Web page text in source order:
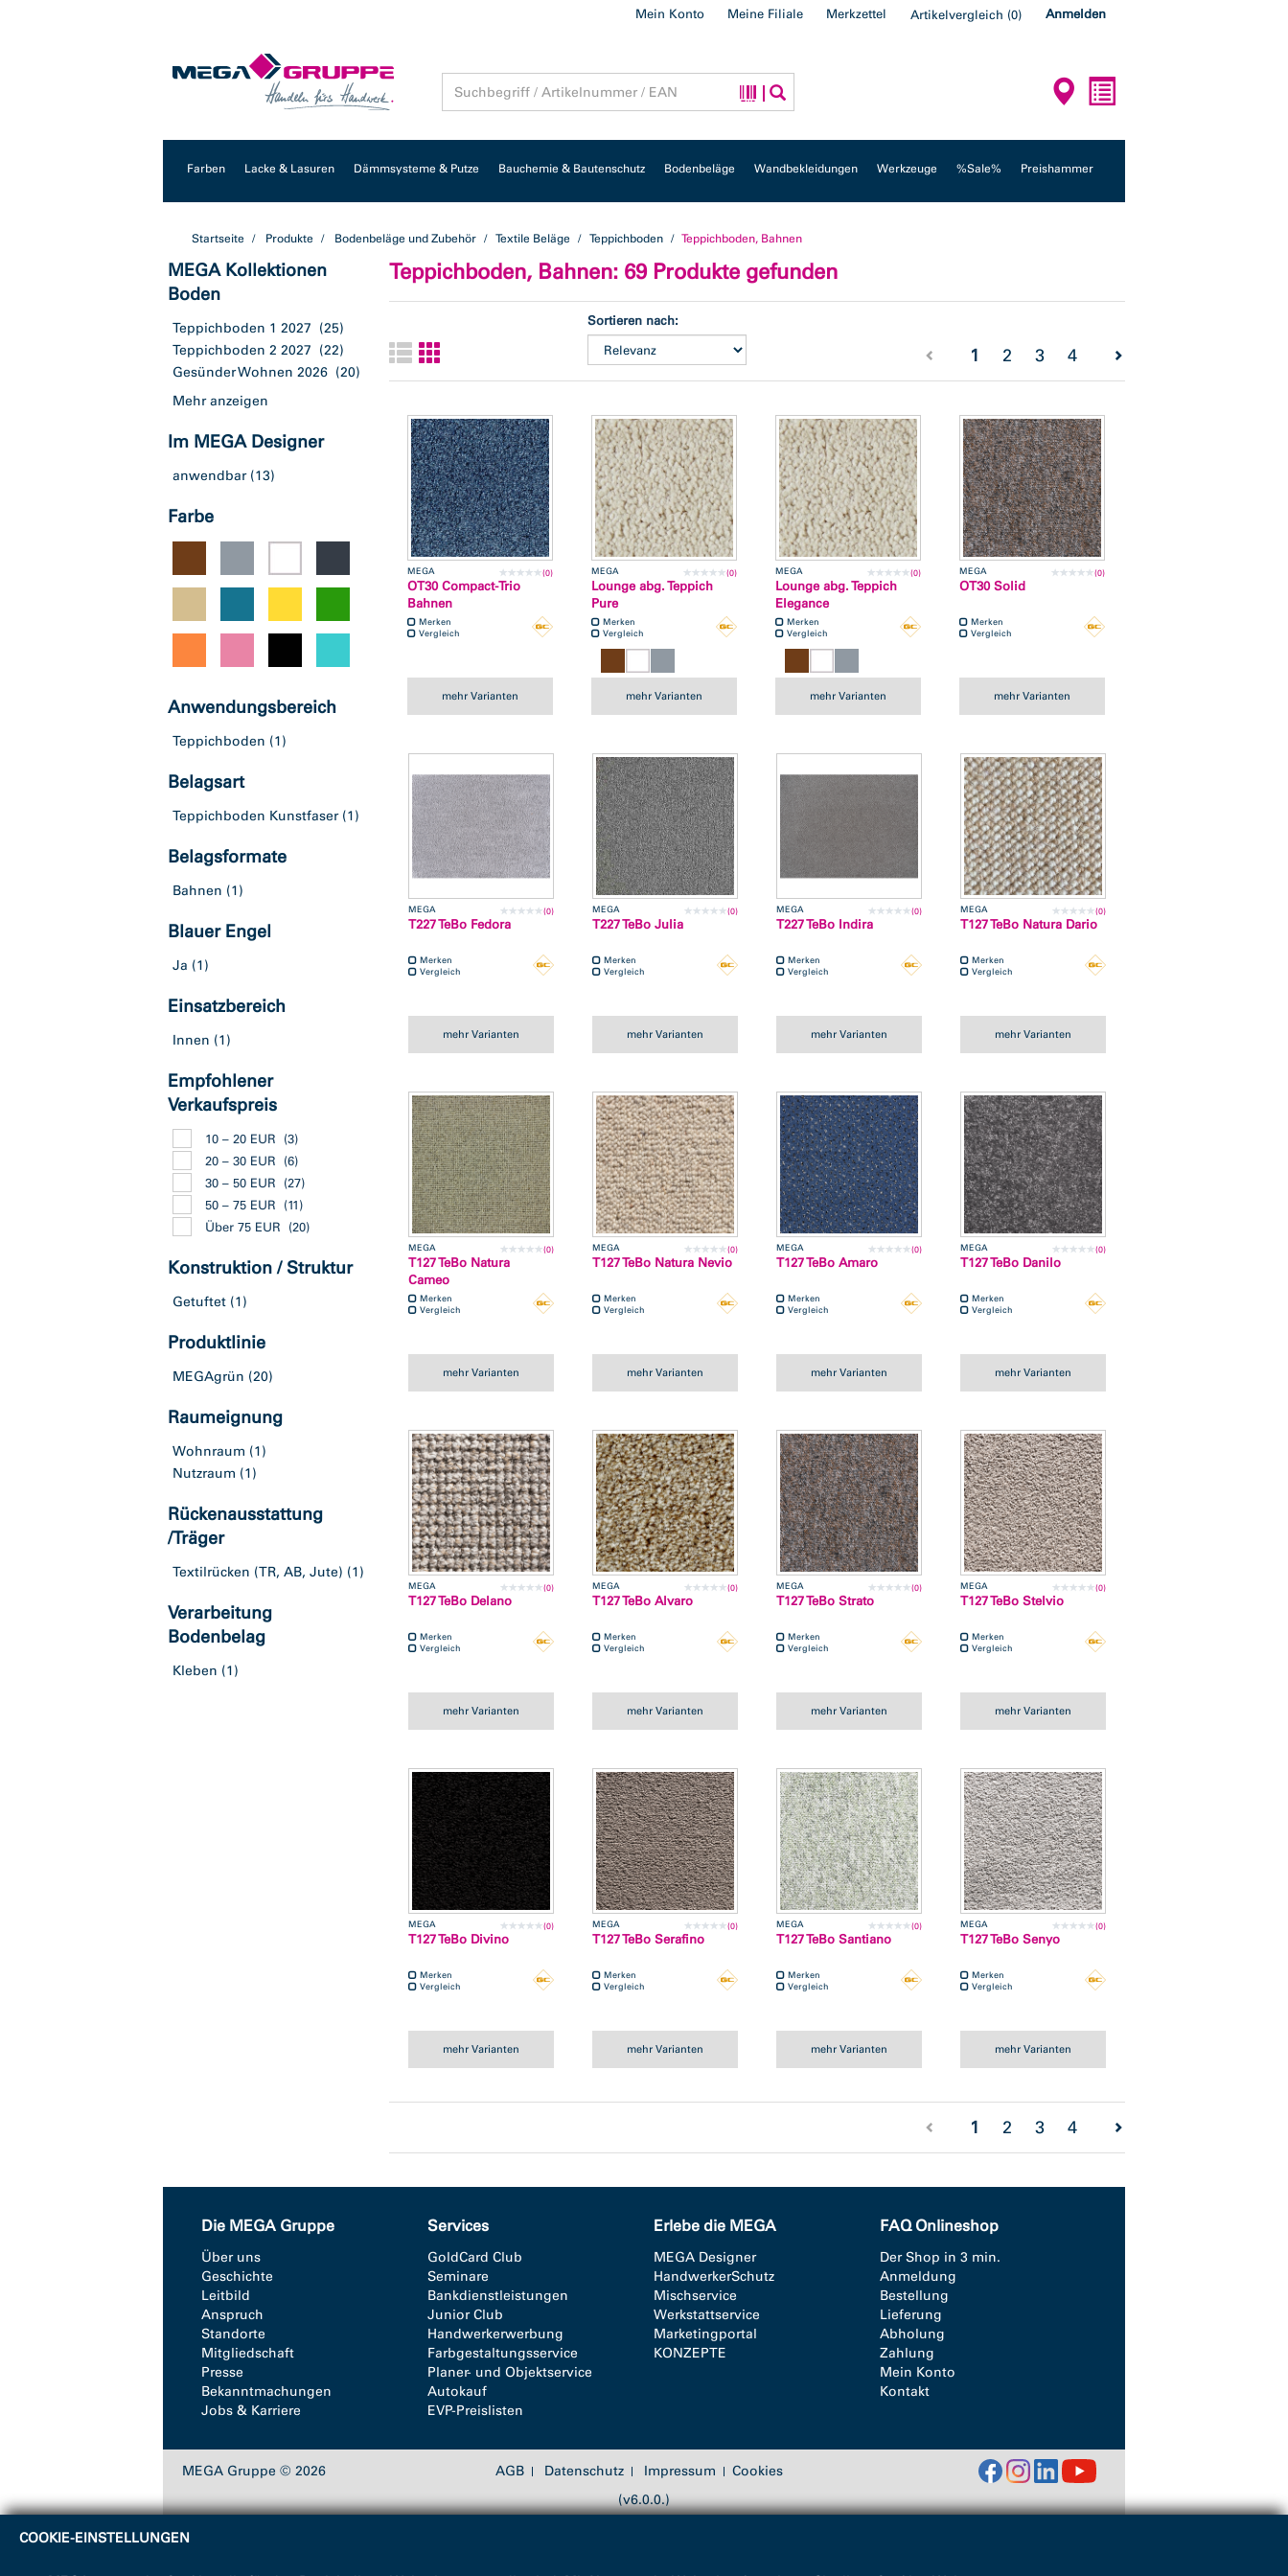
Mein Konto Meine Filiale Merkzettel Artikelvergleich (0) Anmelden
Farben Lacke & Lasuren Dämmsysteme & Putze Bauchemie & Bautenschutz Bodenbeläge Wandbekleidungen Werkzeuge %Sale% Preishammer
Startseite Produkte Bodenbeläge und Zubehör Textile Beläge Teppichboden Teppichboden, Bahnen
MEGA Kollektionen
Boden
Teppichboden 1 2027 (25)
Teppichboden 2 2027 (22)
Gesünder Wohnen 2026 (20)
Mehr anzeigen
Im MEGA Designer
anwendbar (13)
Farbe
Anwendungsbereich
Teppichboden (1)
Belagsart
Teppichboden Kunstfaser (1)
Belagsformate
Bahnen (1)
Blauer Engel
Ja (1)
Einsatzbereich
Innen (1)
Empfohlener
Verkaufspreis
10 – 20 EUR (3)
20 – 30 EUR (6)
30 – 50 EUR (27)
50 – 75 EUR (11)
Über 75 EUR (20)
Konstruktion / Struktur
Getuftet (1)
Produktlinie
MEGAgrün (20)
Raumeignung
Wohnraum (1)
Nutzraum (1)
Rückenausstattung
/Träger
Textilrücken (TR, AB, Jute) (1)
Verarbeitung
Bodenbelag
Kleben (1)
Teppichboden, Bahnen: 69 Produkte gefunden
Sortieren nach:
1 (current)
2 3 4
MEGA (0)
OT30 Compact-Trio
Bahnen
Merken
Vergleich
mehr Varianten
MEGA (0)
Lounge abg. Teppich
Pure
Merken
Vergleich
mehr Varianten
MEGA (0)
Lounge abg. Teppich
Elegance
Merken
Vergleich
mehr Varianten
MEGA (0)
OT30 Solid
Merken
Vergleich
mehr Varianten
MEGA (0)
T227 TeBo Fedora
Merken
Vergleich
mehr Varianten
MEGA (0)
T227 TeBo Julia
Merken
Vergleich
mehr Varianten
MEGA (0)
T227 TeBo Indira
Merken
Vergleich
mehr Varianten
MEGA (0)
T127 TeBo Natura Dario
Merken
Vergleich
mehr Varianten
MEGA (0)
T127 TeBo Natura
Cameo
Merken
Vergleich
mehr Varianten
MEGA (0)
T127 TeBo Natura Nevio
Merken
Vergleich
mehr Varianten
MEGA (0)
T127 TeBo Amaro
Merken
Vergleich
mehr Varianten
MEGA (0)
T127 TeBo Danilo
Merken
Vergleich
mehr Varianten
MEGA (0)
T127 TeBo Delano
Merken
Vergleich
mehr Varianten
MEGA (0)
T127 TeBo Alvaro
Merken
Vergleich
mehr Varianten
MEGA (0)
T127 TeBo Strato
Merken
Vergleich
mehr Varianten
MEGA (0)
T127 TeBo Stelvio
Merken
Vergleich
mehr Varianten
MEGA (0)
T127 TeBo Divino
Merken
Vergleich
mehr Varianten
MEGA (0)
T127 TeBo Serafino
Merken
Vergleich
mehr Varianten
MEGA (0)
T127 TeBo Santiano
Merken
Vergleich
mehr Varianten
MEGA (0)
T127 TeBo Senyo
Merken
Vergleich
mehr Varianten
1 (current)
2 3 4
Die MEGA Gruppe
Über uns
Geschichte
Leitbild
Anspruch
Standorte
Mitgliedschaft
Presse
Bekanntmachungen
Jobs & Karriere
Services
GoldCard Club
Seminare
Bankdienstleistungen
Junior Club
Handwerkerwerbung
Farbgestaltungsservice
Planer- und Objektservice
Autokauf
EVP-Preislisten
Erlebe die MEGA
MEGA Designer
HandwerkerSchutz
Mischservice
Werkstattservice
Marketingportal
KONZEPTE
FAQ Onlineshop
Der Shop in 3 min.
Anmeldung
Bestellung
Lieferung
Abholung
Zahlung
Mein Konto
Kontakt
MEGA Gruppe © 2026 AGB Datenschutz Impressum
Cookies
(v6.0.0.)
COOKIE-EINSTELLUNGEN